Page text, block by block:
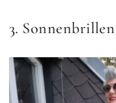
3.